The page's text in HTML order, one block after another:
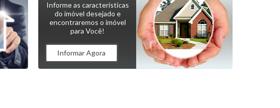
Informe as características
do imóvel desejado e
encontraremos o imóvel
para Você!
Informar Agora